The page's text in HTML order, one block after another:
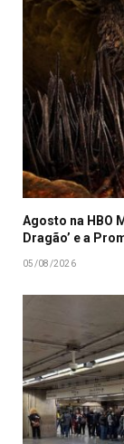
Agosto na HBO
Dragão’ e a
05/08/2026